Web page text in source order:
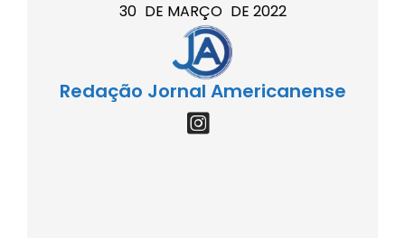
30 DE MARÇO DE 2022
Redação Jornal Americanense